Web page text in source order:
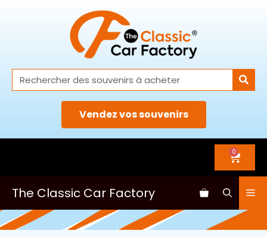
Vendez vos souvenirs
0
The Classic Car Factory